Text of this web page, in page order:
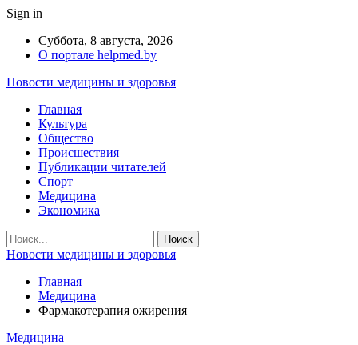
Sign in
Суббота, 8 августа, 2026
О портале helpmed.by
Новости медицины и здоровья
Главная
Культура
Общество
Происшествия
Публикации читателей
Спорт
Медицина
Экономика
Новости медицины и здоровья
Главная
Медицина
Фармакотерапия ожирения
Медицина